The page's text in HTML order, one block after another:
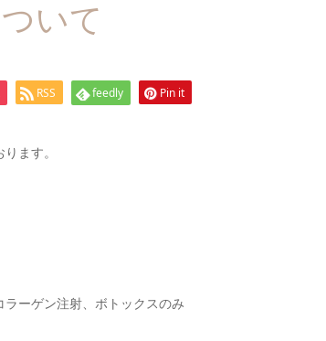
いて
RSS feedly Pin it
ます。
ーゲン注射、ボトックスのみ